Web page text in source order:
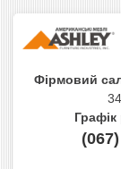
Фірмовий